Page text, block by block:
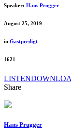
Speaker: Hans Prugger
August 25, 2019
in Gastpredigt
1621
LISTEN
Share
Hans Prugger